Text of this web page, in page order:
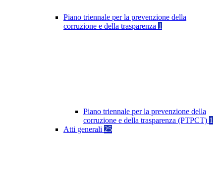
Piano triennale per la prevenzione della
corruzione e della trasparenza 1
Piano triennale per la prevenzione della
corruzione e della trasparenza (PTPCT) 1
Atti generali 25